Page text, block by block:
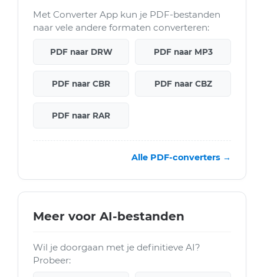
Met Converter App kun je PDF-bestanden
naar vele andere formaten converteren:
PDF naar DRW PDF naar MP3
PDF naar CBR PDF naar CBZ
PDF naar RAR
Alle PDF-converters →
Meer voor AI-bestanden
Wil je doorgaan met je definitieve AI?
Probeer: